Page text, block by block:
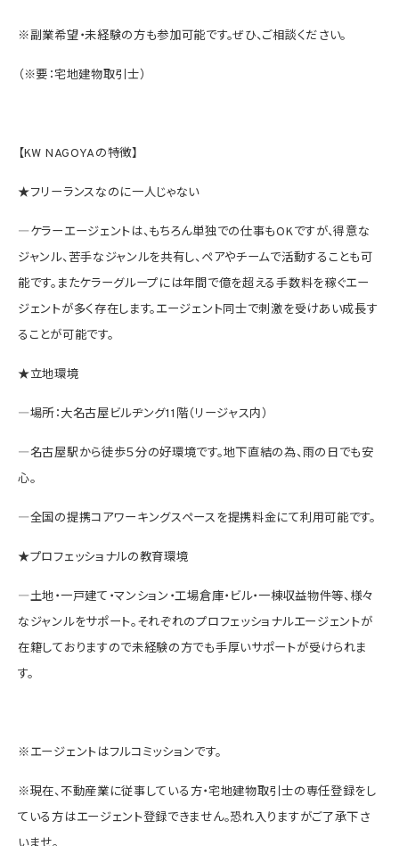
※副業希望・未経験の方も参加可能です。ぜひ、ご相談ください。
（※要：宅地建物取引士）
【KW NAGOYAの特徴】
★フリーランスなのに一人じゃない
―ケラーエージェントは、もちろん単独での仕事もOKですが、得意な
ジャンル、苦手なジャンルを共有し、ペアやチームで活動することも可
能です。またケラーグループには年間で億を超える手数料を稼ぐエー
ジェントが多く存在します。エージェント同士で刺激を受けあい成長す
ることが可能です。
★立地環境
―場所：大名古屋ビルヂング11 階（リージャス内）
―名古屋駅から徒歩５分の好環境です。地下直結の為、雨の日でも安
心。
―全国の提携コアワーキングスペースを提携料金にて利用可能です。
★プロフェッショナルの教育環境
―土地・一戸建て・マンション・工場倉庫・ビル・一棟収益物件等、様々
なジャンルをサポート。それぞれのプロフェッショナルエージェントが
在籍しておりますので未経験の方でも手厚いサポートが受けられま
す。
※エージェントはフルコミッションです。
※現在、不動産業に従事している方・宅地建物取引士の専任登録をし
ている方はエージェント登録できません。恐れ入りますがご了承下さ